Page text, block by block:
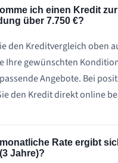
ich einen Kredit
über 7.750 €?
den Kreditvergleich oben
Ihre gewünschten
Angebote. Bei
den Kredit direkt online
Rate ergibt
Jahre)?